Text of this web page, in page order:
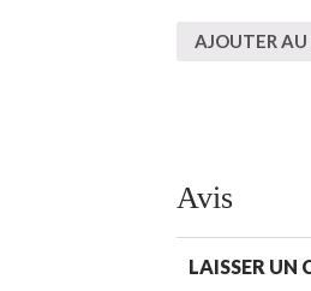
AJOUTER AU
Avis
LAISSER UN